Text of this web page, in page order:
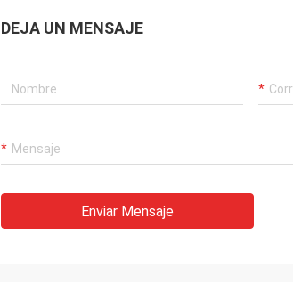
DEJA UN MENSAJE
Enviar Mensaje